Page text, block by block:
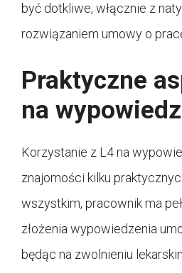
być dotkliwe, włącznie z
rozwiązaniem umowy o
Praktyczne
na
Korzystanie z L4 na
znajomości kilku
wszystkim, pracownik ma
złożenia wypowiedzenia
będąc na zwolnieniu